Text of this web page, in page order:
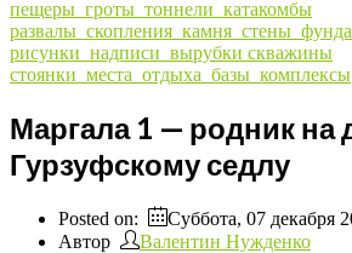
пещеры_гроты_тоннели_катакомбы
рисунки_надписи_вырубки скважины
стоянки_места_отдыха_базы_комплексы
Маргала 1 — родник на
Гурзуфскому седлу
Posted on:
Суббота, 07 декабря
Автор
Валентин Нужденко